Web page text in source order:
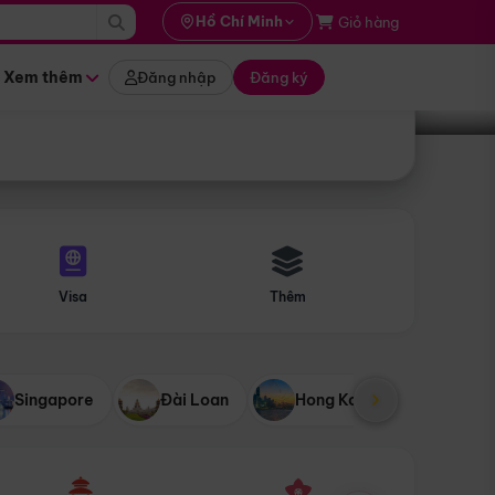
Hồ Chí Minh Giỏ hàng
Xem thêm Đăng nhập Đăng ký
Tìm tour
Visa Thêm
Singapore Đài Loan Hong Kong